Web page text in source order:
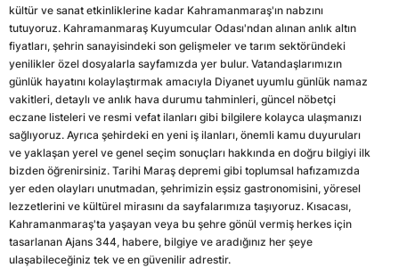
kültür ve sanat etkinliklerine kadar Kahramanmaraş'ın nabzını
tutuyoruz. Kahramanmaraş Kuyumcular Odası'ndan alınan anlık altın
fiyatları, şehrin sanayisindeki son gelişmeler ve tarım sektöründeki
yenilikler özel dosyalarla sayfamızda yer bulur. Vatandaşlarımızın
günlük hayatını kolaylaştırmak amacıyla Diyanet uyumlu günlük namaz
vakitleri, detaylı ve anlık hava durumu tahminleri, güncel nöbetçi
eczane listeleri ve resmi vefat ilanları gibi bilgilere kolayca ulaşmanızı
sağlıyoruz. Ayrıca şehirdeki en yeni iş ilanları, önemli kamu duyuruları
ve yaklaşan yerel ve genel seçim sonuçları hakkında en doğru bilgiyi ilk
bizden öğrenirsiniz. Tarihi Maraş depremi gibi toplumsal hafızamızda
yer eden olayları unutmadan, şehrimizin eşsiz gastronomisini, yöresel
lezzetlerini ve kültürel mirasını da sayfalarımıza taşıyoruz. Kısacası,
Kahramanmaraş'ta yaşayan veya bu şehre gönül vermiş herkes için
tasarlanan Ajans 344, habere, bilgiye ve aradığınız her şeye
ulaşabileceğiniz tek ve en güvenilir adrestir.